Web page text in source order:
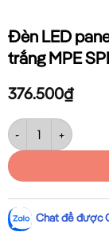
Đèn LED
trắng MPE
376.500₫
Đèn LED panel
Chat để được